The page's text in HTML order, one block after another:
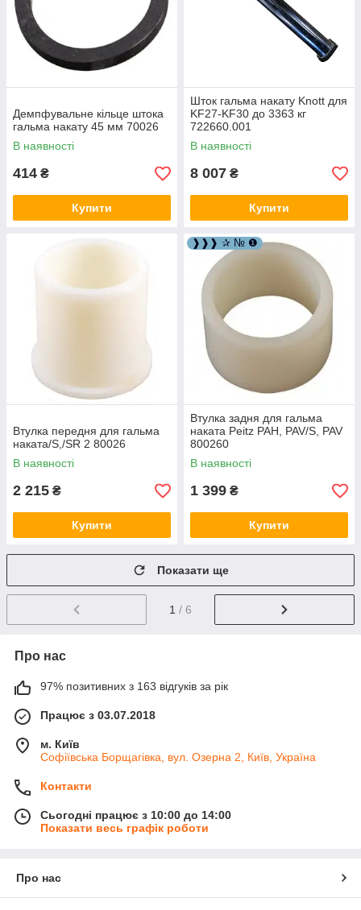
Демпфувальне кільце штока
гальма накату 45 мм 70026
В наявності
414 ₴
Купити
Шток гальма накату Knott для
KF27-KF30 до 3363 кг
722660.001
В наявності
8 007 ₴
Купити
Втулка передня для гальма
наката/S,/SR 2 80026
В наявності
2 215 ₴
Купити
❱❱❱ ✰ № ❶
Втулка задня для гальма
наката Peitz PAH, PAV/S, PAV
800260
В наявності
1 399 ₴
Купити
Показати ще
1 / 6
Про нас
97% позитивних з 163 відгуків за рік
Працює з 03.07.2018
м. Київ
Софіївська Борщагівка, вул. Озерна 2, Київ, Україна
Контакти
Сьогодні працює з 10:00 до 14:00
Показати весь графік роботи
Про нас